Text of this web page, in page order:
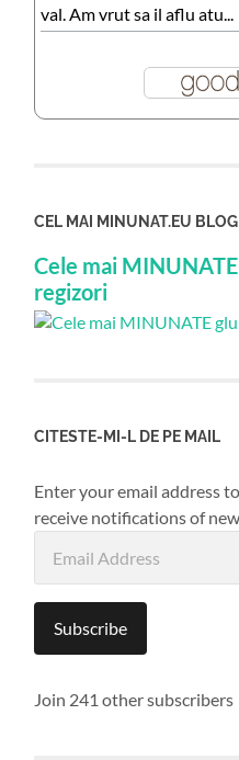
val. Am vrut sa il aflu atu...
CEL MAI MINUNAT.EU BLOG
Cele mai
regizori
CITESTE-MI-L DE PE MAIL
Enter your email address
receive notifications of
Address
Subscribe
Join 241 other subscribers